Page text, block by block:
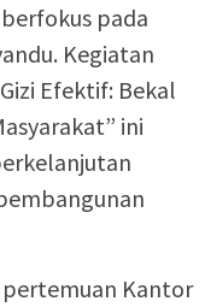
pada
Kegiatan
Efektif: Bekal
ini
Kantor